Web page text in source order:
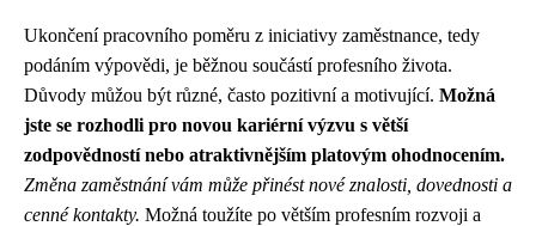
Ukončení pracovního poměru z iniciativy zaměstnance, tedy
podáním výpovědi, je běžnou součástí profesního života.
Důvody můžou být různé, často pozitivní a motivující. Možná
jste se rozhodli pro novou kariérní výzvu s větší
zodpovědností nebo atraktivnějším platovým ohodnocením.
Změna zaměstnání vám může přinést nové znalosti, dovednosti a
cenné kontakty. Možná toužíte po větším profesním rozvoji a